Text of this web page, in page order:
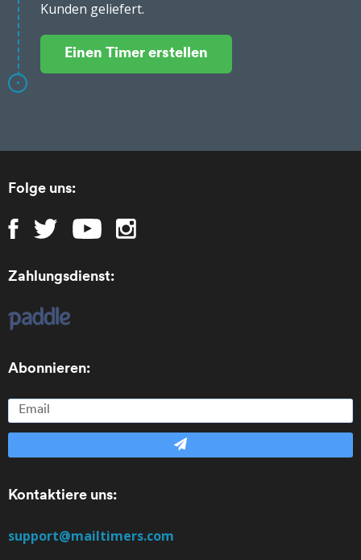
Kunden geliefert.
Einen Timer erstellen
Folge uns:
Zahlungsdienst:
Abonnieren:
Kontaktiere uns:
support@mailtimers.com